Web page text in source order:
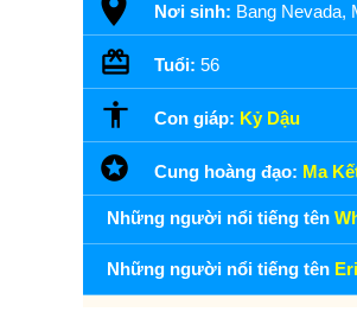
Nơi sinh: Bang Nevada,
Tuổi: 56
Con giáp: Kỷ Dậu
Cung hoàng đạo: Ma
Những người nổi tiếng tên
Những người nổi tiếng tên